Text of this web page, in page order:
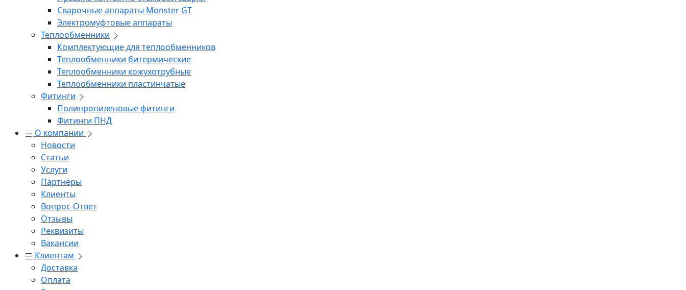
Сварочные аппараты Monster GT
Электромуфтовые аппараты
Теплообменники
Комплектующие для теплообменников
Теплообменники битермические
Теплообменники кожухотрубные
Теплообменники пластинчатые
Фитинги
Полипропиленовые фитинги
Фитинги ПНД
О компании
Новости
Статьи
Услуги
Партнёры
Клиенты
Вопрос-Ответ
Отзывы
Реквизиты
Вакансии
Клиентам
Доставка
Оплата